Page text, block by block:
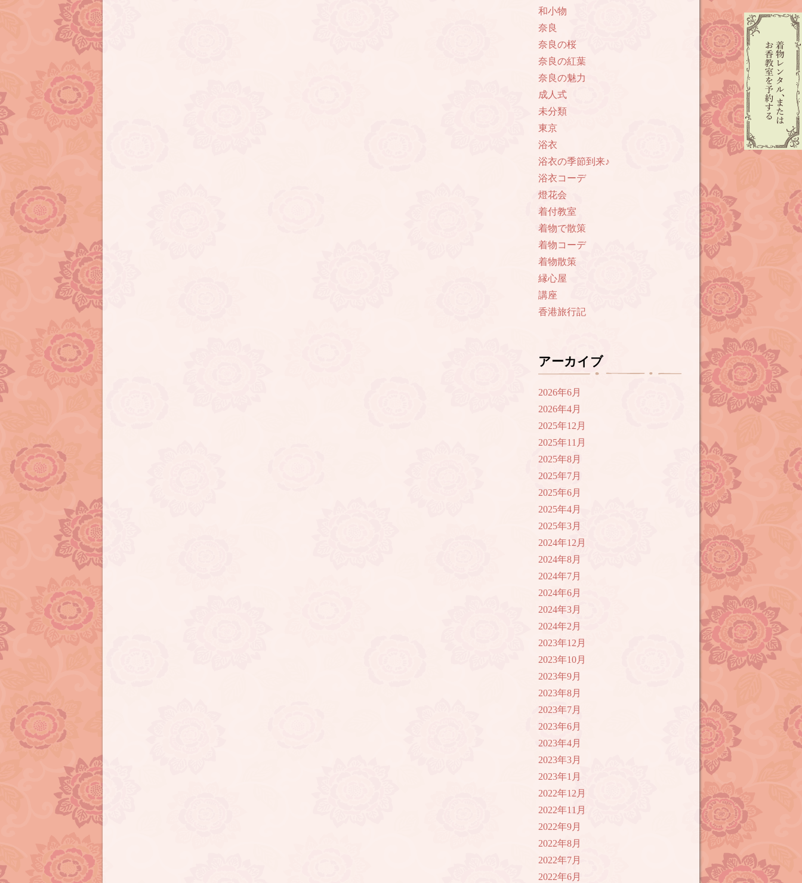
和小物
奈良
奈良の桜
奈良の紅葉
奈良の魅力
成人式
未分類
東京
浴衣
浴衣の季節到来♪
浴衣コーデ
燈花会
着付教室
着物で散策
着物コーデ
着物散策
縁心屋
講座
香港旅行記
アーカイブ
2026年6月
2026年4月
2025年12月
2025年11月
2025年8月
2025年7月
2025年6月
2025年4月
2025年3月
2024年12月
2024年8月
2024年7月
2024年6月
2024年3月
2024年2月
2023年12月
2023年10月
2023年9月
2023年8月
2023年7月
2023年6月
2023年4月
2023年3月
2023年1月
2022年12月
2022年11月
2022年9月
2022年8月
2022年7月
2022年6月